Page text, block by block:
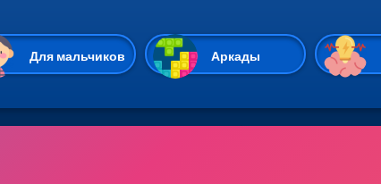
Для мальчиков Аркады
Казуальные Веселые